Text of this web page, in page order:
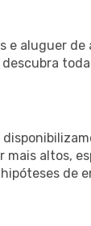
e aluguer de
mais altos,
de